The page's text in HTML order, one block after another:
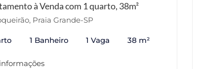
à Venda com 1 quarto, 38m²
Praia Grande-SP
1 Banheiro 1 Vaga 38 m²